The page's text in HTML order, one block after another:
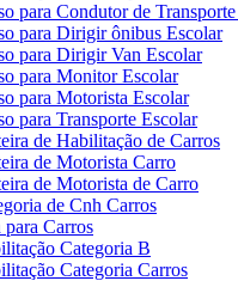
para Condutor de
para Dirigir ônibus Escolar
para Dirigir Van Escolar
para Monitor Escolar
para Motorista Escolar
para Transporte Escolar
de Habilitação de Carros
de Motorista Carro
de Motorista de Carro
de Cnh Carros
para Carros
Categoria B
Categoria Carros